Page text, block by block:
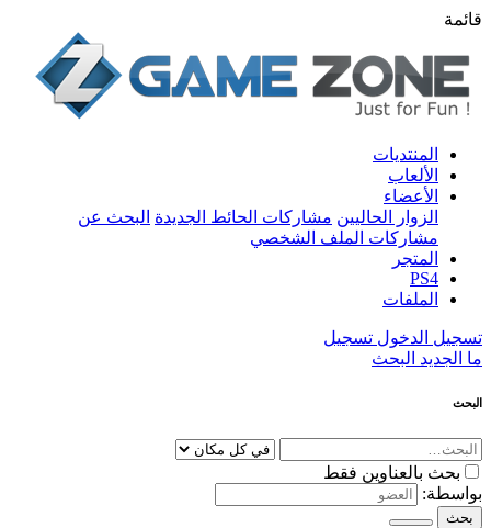
قائمة
المنتديات
الألعاب
الأعضاء
الزوار الحاليين مشاركات الحائط الجديدة البحث عن
مشاركات الملف الشخصي
المتجر
PS4
الملفات
تسجيل الدخول تسجيل
ما الجديد البحث
البحث
بحث بالعناوين فقط
بواسطة:
بحث